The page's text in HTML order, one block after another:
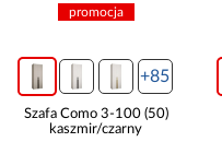
promocja
+85
Szafa Como 3-100 (50)
kaszmir/czarny